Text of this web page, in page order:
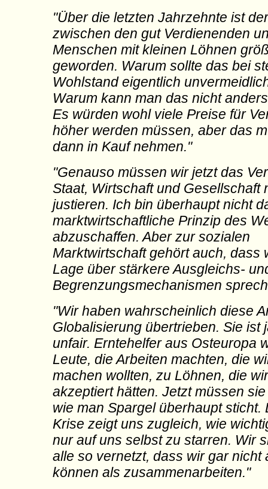
"Über die letzten Jahrzehnte ist
zwischen den gut Verdienenden
Menschen mit kleinen Löhnen
geworden. Warum sollte das bei
Wohlstand eigentlich
Warum kann man das nicht
Es würden wohl viele Preise für
höher werden müssen, aber das
dann in Kauf nehmen."
"Genauso müssen wir jetzt das
Staat, Wirtschaft und Gesellschaft
justieren. Ich bin überhaupt nicht
marktwirtschaftliche Prinzip des
abzuschaffen. Aber zur sozialen
Marktwirtschaft gehört auch, dass
Lage über stärkere Ausgleichs-
Begrenzungsmechanismen
"Wir haben wahrscheinlich diese
Globalisierung übertrieben. Sie ist
unfair. Erntehelfer aus Osteuropa
Leute, die Arbeiten machten, die
machen wollten, zu Löhnen, die
akzeptiert hätten. Jetzt müssen
wie man Spargel überhaupt sticht.
Krise zeigt uns zugleich, wie
nur auf uns selbst zu starren. Wir
alle so vernetzt, dass wir gar nicht
können als zusammenarbeiten."